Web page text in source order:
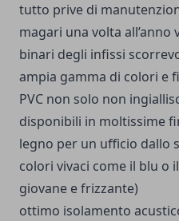
tutto prive di
magari una volta all’anno
binari degli infissi
ampia gamma di colori e
PVC non solo non
disponibili in moltissime
legno per un ufficio dallo
colori vivaci come il blu o
giovane e frizzante)
ottimo isolamento